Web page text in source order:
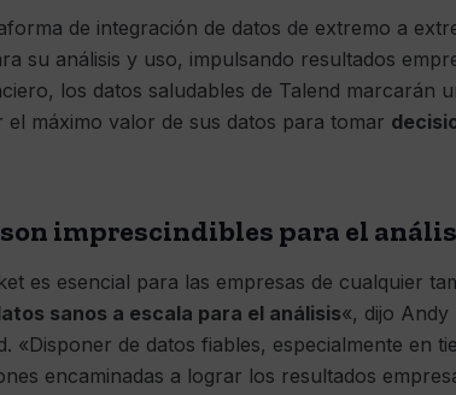
de integración de datos de extremo a
su análisis y uso, impulsando resultados
los datos saludables de Talend marcarán
el máximo valor de sus datos para tomar
imprescindibles para el
es esencial para las empresas de cualquier
sanos a escala para el análisis«, dijo
«Disponer de datos fiables, especialmente en
encaminadas a lograr los resultados